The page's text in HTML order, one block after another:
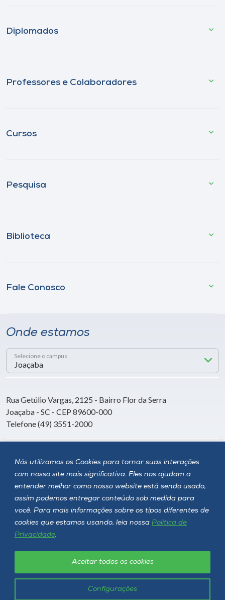
Nós utilizamos os Cookies para tornar suas interações
com nosso site mais significativa. Eles nos ajudam a
entender melhor como nosso website está sendo usado,
assim podemos entregar conteúdo sob medida para
você. Para mais informações sobre os tipos diferentes de
cookies que estamos usando, leia nossa Política de
Privacidade.
Configurações
Aceitar todos os cookies
Diplomados
Professores e Colaboradores
Cursos
Pesquisa
Biblioteca
Fale Conosco
Onde estamos
Selecione o campus
Rua Getúlio Vargas, 2125 - Bairro Flor da Serra
Joaçaba - SC - CEP 89600-000
Telefone (49) 3551-2000
Siga a Unoesc
Unoesc © 2026 - Todos os direitos reservados
Política de privacidade LGPD